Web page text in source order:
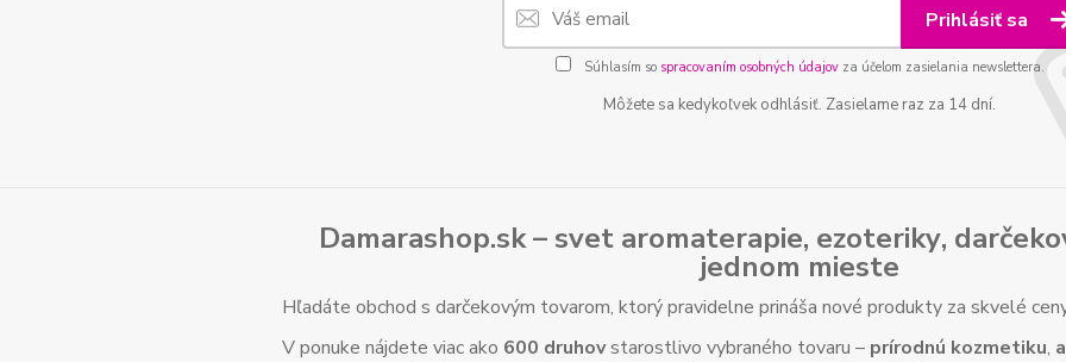
Prihlásiť sa
Súhlasím so spracovaním osobných údajovza účelom zasielania newslettera.
Môžete sa kedykoľvek odhlásiť. Zasielame raz za 14 dní.
Damarashop.sk – svet aromaterapie, ezoteriky,
jednom mieste
Hľadáte obchod s darčekovým tovarom, ktorý pravidelne prináša nové produkty za skvelé
V ponuke nájdete viac ako 600 druhovstarostlivo vybraného tovaru – prírodnú kozmetiku,